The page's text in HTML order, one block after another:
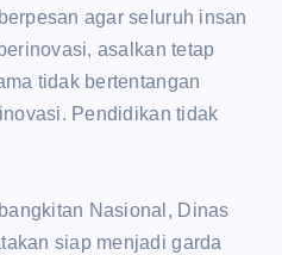
agar seluruh insan
asalkan tetap
tidak bertentangan
Pendidikan tidak
Nasional, Dinas
siap menjadi garda